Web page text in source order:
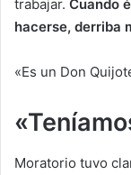
trabajar. Cuando
hacerse, derriba
«Es un Don
Moratorio tuvo